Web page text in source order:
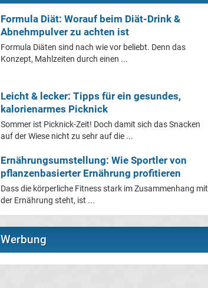
Formula Diät: Worauf beim Diät-Drink &
Abnehmpulver zu achten ist
Formula Diäten sind nach wie vor beliebt. Denn das
Konzept, Mahlzeiten durch einen ...
Leicht & lecker: Tipps für ein gesundes,
kalorienarmes Picknick
Sommer ist Picknick-Zeit! Doch damit sich das Snacken
auf der Wiese nicht zu sehr auf die ...
Ernährungsumstellung: Wie Sportler von
pflanzenbasierter Ernährung profitieren
Dass die körperliche Fitness stark im Zusammenhang mit
der Ernährung steht, ist ...
Werbung